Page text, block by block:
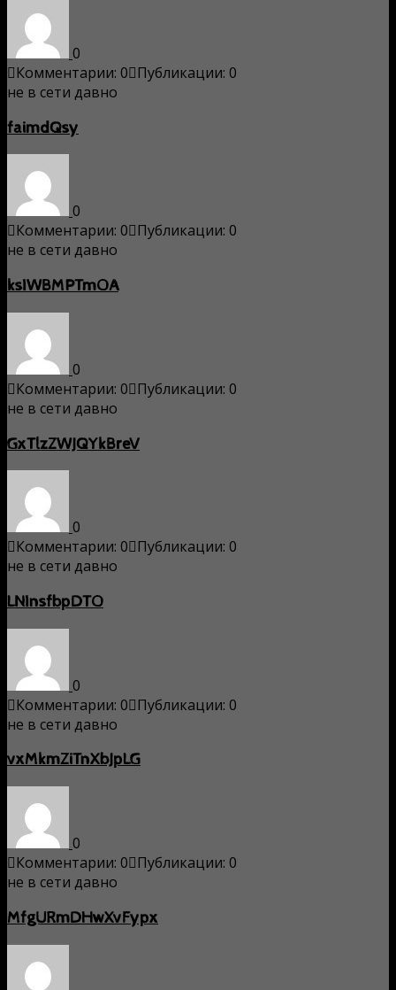
0
Комментарии: 0 Публикации: 0
не в сети давно
faimdQsy
0
Комментарии: 0 Публикации: 0
не в сети давно
ksIWBMPTmOA
0
Комментарии: 0 Публикации: 0
не в сети давно
GxTlzZWJQYkBreV
0
Комментарии: 0 Публикации: 0
не в сети давно
LNInsfbpDTO
0
Комментарии: 0 Публикации: 0
не в сети давно
vxMkmZiTnXbJpLG
0
Комментарии: 0 Публикации: 0
не в сети давно
MfgURmDHwXvFypx